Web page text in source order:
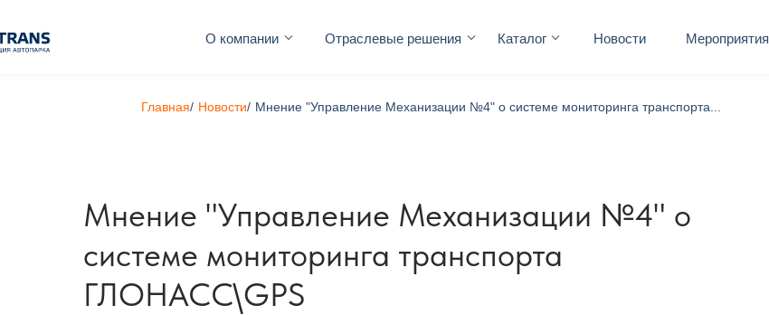
Отраслевые решения Мероприятия
Новости
Каталог
О компании
Главная/ Новости/ Мнение "Управление Механизации №4" о системе мониторинга транспорта...
Мнение "Управление Механизации №4" о
системе мониторинга транспорта
ГЛОНАСС\GPS